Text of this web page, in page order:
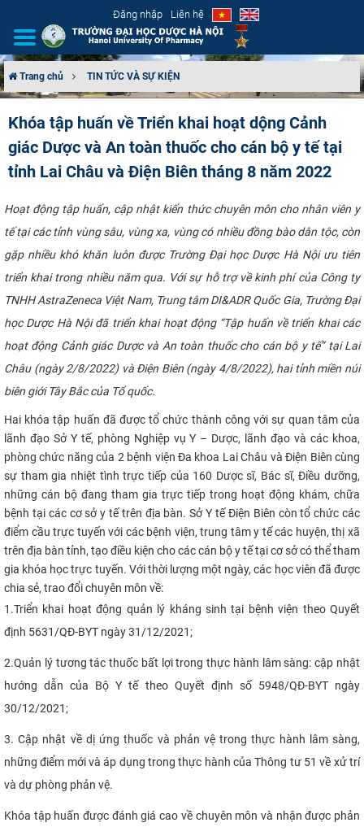
Đăng nhập Liên hệ
CƠ CẤU TỔ CHỨC
ĐÀO TẠO
ĐẢM BẢO CHẤT LƯỢNG
KHOA HỌC CÔNG NGHỆ
HTQT
CỰU NGƯỜI HỌC
Trang chủ TIN TỨC VÀ SỰ KIỆN
Khóa tập huấn về Triển khai hoạt dộng Cảnh
giác Dược và An toàn thuốc cho cán bộ y tế tại
tỉnh Lai Châu và Điện Biên tháng 8 năm 2022
Hoạt động tập huấn, cập nhật kiến thức chuyên môn cho nhân viên y
tế tại các tỉnh vùng sâu, vùng xa, vùng có nhiều đồng bào dân tộc, còn
gặp nhiều khó khăn luôn được Trường Đại học Dược Hà Nội ưu tiên
triển khai trong nhiều năm qua. Với sự hỗ trợ về kinh phí của Công ty
TNHH AstraZeneca Việt Nam, Trung tâm DI&ADR Quốc Gia, Trường Đại
học Dược Hà Nội đã triển khai hoạt động “Tập huấn về triển khai các
hoạt động Cảnh giác Dược và An toàn thuốc cho cán bộ y tế” tại Lai
Châu (ngày 2/8/2022) và Điện Biên (ngày 4/8/2022), hai tỉnh miền núi
biên giới Tây Bắc của Tổ quốc.​
Hai khóa tập huấn đã được tổ chức thành công với sự quan tâm của
lãnh đạo Sở Y tế, phòng Nghiệp vụ Y – Dược, lãnh đạo và các khoa,
phòng chức năng của 2 bệnh viện Đa khoa Lai Châu và Điện Biên cùng
sự tham gia nhiệt tình trực tiếp của 160 Dược sĩ, Bác sĩ, Điều dưỡng,
những cán bộ đang tham gia trực tiếp trong hoạt động khám, chữa
bệnh tại các cơ sở y tế trên địa bàn. Sở Y tế Điện Biên còn tổ chức các
điểm cầu trực tuyến với các bệnh viện, trung tâm y tế các huyện, thị xã
trên địa bàn tỉnh, tạo điều kiện cho các cán bộ y tế tại cơ sở có thể tham
gia khóa học trực tuyến. Với thời lượng một ngày, các học viên đã được
chia sẻ, trao đổi chuyên môn về:
1.Triển khai hoạt động quản lý kháng sinh tại bệnh viện theo Quyết
định 5631/QĐ-BYT ngày 31/12/2021;
2.Quản lý tương tác thuốc bất lợi trong thực hành lâm sàng: cập nhật
hướng dẫn của Bộ Y tế theo Quyết định số 5948/QĐ-BYT ngày
30/12/2021;
3. Cập nhật về dị ứng thuốc và phản vệ trong thực hành lâm sàng,
những điểm mới và áp dụng trong thực hành của Thông tư 51 về xử trí
và dự phòng phản vệ.
Khóa tập huấnđược đánh giá cao về chuyên môn và nhận được phản